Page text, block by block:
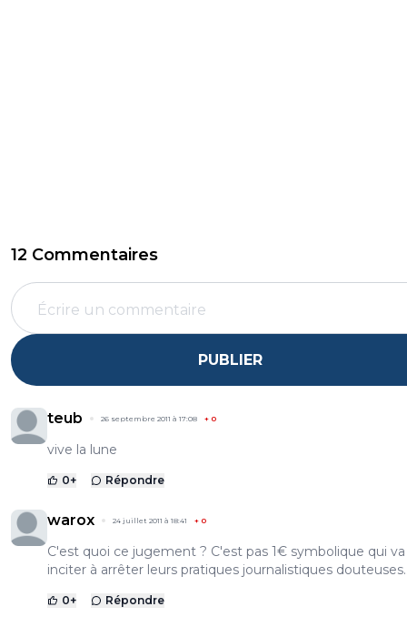
12 Commentaires
PUBLIER
teub 26 septembre 2011 à 17:08 + 0
vive la lune
0+ Répondre
warox 24 juillet 2011 à 18:41 + 0
C'est quoi ce jugement ? C'est pas 1€ symbolique qui va
inciter à arrêter leurs pratiques journalistiques
0+ Répondre